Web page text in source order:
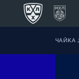
ЧАЙКА